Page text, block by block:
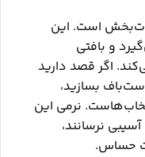
است. این
و بافتی
اگر قصد دارید
بسازید،
نرمی این
نرسانند،
حساس.